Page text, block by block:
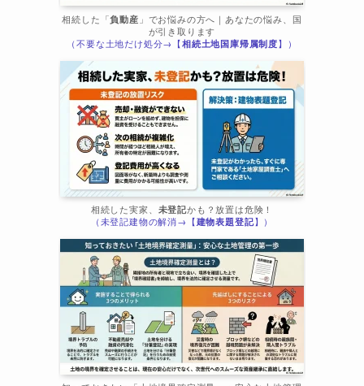
相続した「負動産 」でお悩みの方へ｜あなたの悩み、国
が引き取ります
（不要な土地だけ処分→【相続土地国庫帰属制度】）
相続した実家、 未登記かも？放置は危険！
（未登記建物の解消→【建物表題登記】）